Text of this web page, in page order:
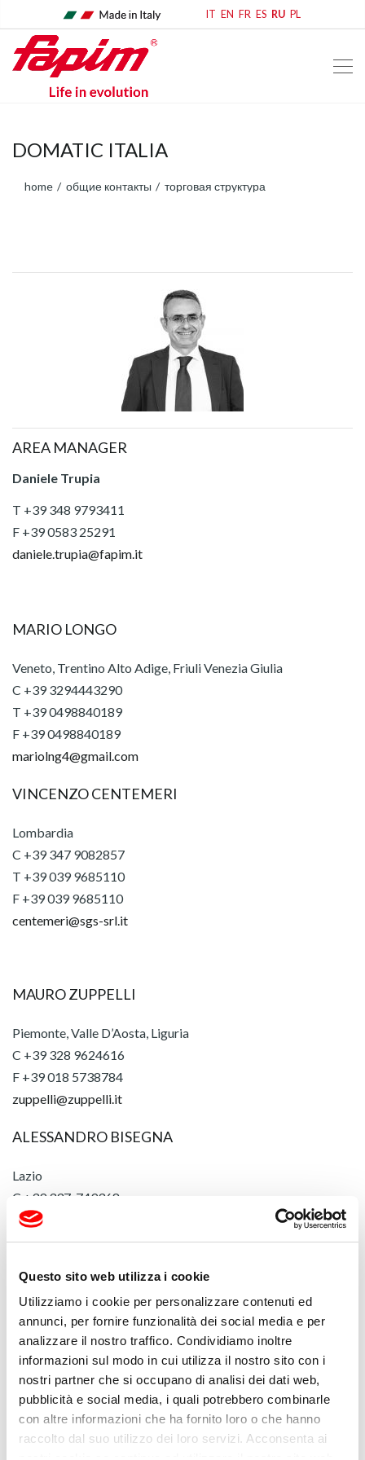
Questo sito web utilizza i cookie
Utilizziamo i cookie per personalizzare contenuti ed
annunci, per fornire funzionalità dei social media e per
analizzare il nostro traffico. Condividiamo inoltre
informazioni sul modo in cui utilizza il nostro sito con i
nostri partner che si occupano di analisi dei dati web,
pubblicità e social media, i quali potrebbero combinarle
con altre informazioni che ha fornito loro o che hanno
raccolto dal suo utilizzo dei loro servizi. Acconsenta ai
IT EN FR ES RU PL
DOMATIC ITALIA
home общие контакты торговая структура
AREA MANAGER
Daniele Trupia
T +39 348 9793411
F +39 0583 25291
daniele.trupia@fapim.it
MARIO LONGO
Veneto, Trentino Alto Adige, Friuli Venezia Giulia
C +39 3294443290
T +39 0498840189
F +39 0498840189
mariolng4@gmail.com
VINCENZO CENTEMERI
Lombardia
C +39 347 9082857
T +39 039 9685110
F +39 039 9685110
centemeri@sgs-srl.it
MAURO ZUPPELLI
Piemonte, Valle D’Aosta, Liguria
C +39 328 9624616
F +39 018 5738784
zuppelli@zuppelli.it
ALESSANDRO BISEGNA
Lazio
C +39 337-749368
T/F +39 06-233240888
bisegna.rappresentanze@gmail.com
DEPINTO GIUSEPPE
Abruzzo, Marche e Molise
C +39 348-2801378
domotica.depinto@gmail.com
MARCO PICONE